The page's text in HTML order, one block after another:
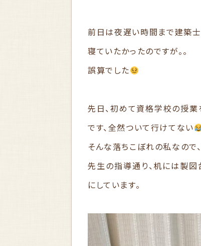
前日は夜遅い時間まで建築
寝ていたかったのですが。。
誤算でした
先日、初めて資格学校の授業
です、全然ついて行けてない
そんな落ちこぼれの私なので
先生の指導通り、机には製
にしています。